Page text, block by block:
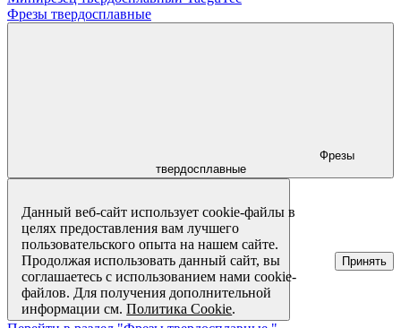
Фрезы твердосплавные
Фрезы
твердосплавные
Данный веб-сайт использует cookie-файлы в
целях предоставления вам лучшего
пользовательского опыта на нашем сайте.
Продолжая использовать данный сайт, вы
соглашаетесь с использованием нами cookie-
файлов. Для получения дополнительной
информации см.Политика Cookie.
Принять